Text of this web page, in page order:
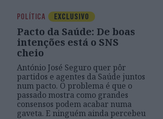
POLÍTICA EXCLUSIVO
Pacto da Saúde: De boas
intenções está o SNS
cheio
António José Seguro quer pôr
partidos e agentes da Saúde juntos
num pacto. O problema é que o
passado mostra como grandes
consensos podem acabar numa
gaveta. E ninguém ainda percebeu